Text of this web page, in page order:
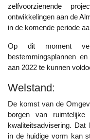
zelfvoorzienende
ontwikkelingen aan de
in de komende periode
Op dit moment verwachten wij met de huidige
bestemmingsplannen
aan 2022 te kunnen
Welstand:
De komst van de Omgevingswet vraagt om nieuwe blik op het
borgen van
kwaliteitsadvisering.
in de huidige vorm kan